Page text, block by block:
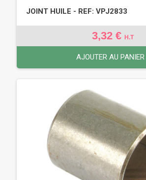
JOINT HUILE - REF: VPJ2833
3,32 € H.T
AJOUTER AU PANIER